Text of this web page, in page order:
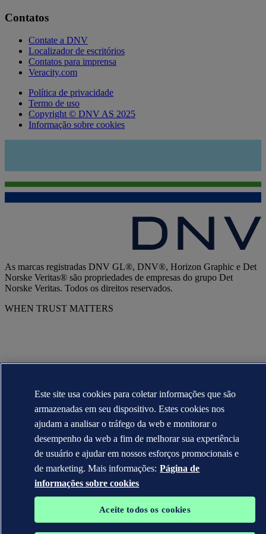
Contatos
Contate a DNV
Localizador de escritórios
Contatos para imprensa
Veracity.com
Política de privacidade
Termo de uso
Copyright © DNV AS 2025
Informação sobre cookies
As marcas registradas DNV GL®, DNV®, Horizon Graphic e Det
Norske Veritas® são propriedades de empresas do grupo Det
Norske Veritas. Todos os direitos reservados.
WHEN TRUST MATTERS
Este site usa cookies para coletar informações que são
armazenadas em seu dispositivo. Estes cookies nos
ajudam a analisar o tráfego da web e monitorar o
desempenho da web a fim de melhorar sua experiência
de usuário e ajudar em nossos esforços promocionais e
de marketing. Mais informações: Página de
informações sobre cookies
Aceite todos os cookies